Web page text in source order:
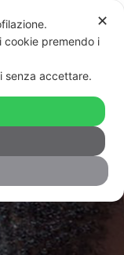
la pena di
✕
cookie premendo i
senza accettare.